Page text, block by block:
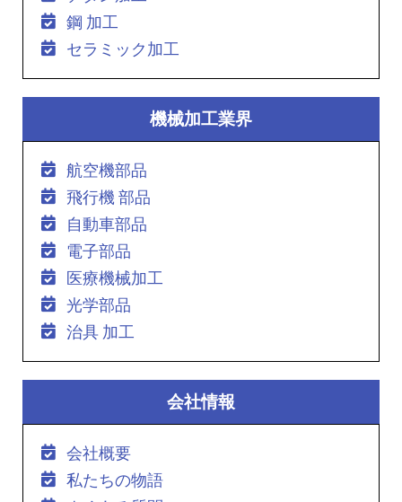
鋼 加工
セラミック加工
機械加工業界
航空機部品
飛行機 部品
自動車部品
電子部品
医療機械加工
光学部品
治具 加工
会社情報
会社概要
私たちの物語